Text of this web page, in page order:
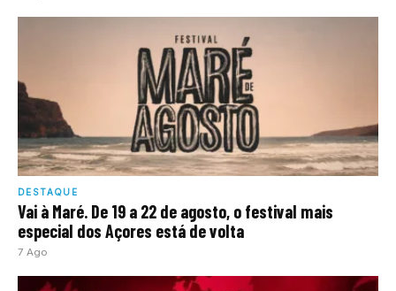
DESTAQUE
Vai à Maré. De 19 a 22 de agosto, o festival mais
especial dos Açores está de volta
7 Ago